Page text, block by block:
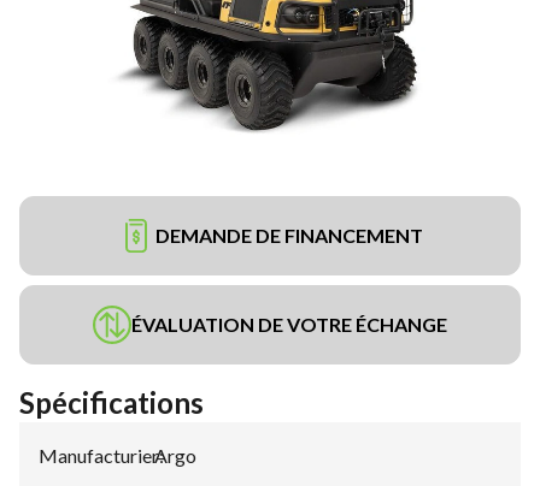
DEMANDE DE FINANCEMENT
ÉVALUATION DE VOTRE ÉCHANGE
Spécifications
Manufacturier:
Argo